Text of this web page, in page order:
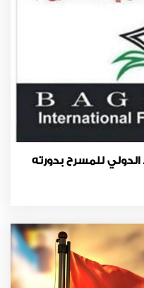
للمسرح بدورته